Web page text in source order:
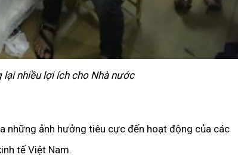
nhiều lợi ích cho Nhà nước
những ảnh hưởng tiêu cực đến hoạt động của các
tế Việt Nam.